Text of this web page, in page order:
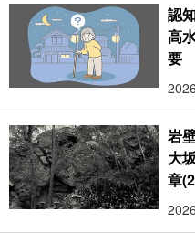
認
高
要
岩
大
章